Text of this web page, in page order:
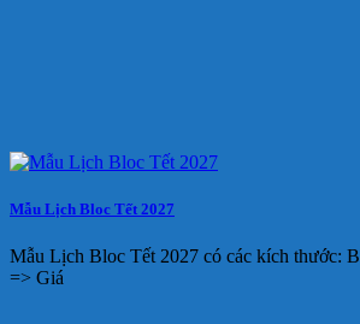
Mẫu Lịch Bloc Tết 2027
Mẫu Lịch Bloc Tết 2027 có các kích thước:
=> Giá